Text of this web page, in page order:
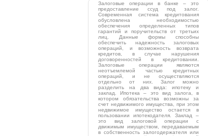
Залоговые операции в банке – это
предоставление ссуд под залог.
Современная система кредитования
обусловлена необходимостью
обеспечения определенных типов
гарантий и поручительств от третьих
лиц. Данные формы способны
обеспечить надежность залоговых
операций, и возможность возврата
кредитов, в случае нарушения
договоренностей в кредитовании.
Залоговые операции являются
неотъемлемой частью кредитных
операций, и не осуществляются
отдельно от них. Залог можно
разделить на два вида: ипотеку и
заклад. Ипотека – это вид залога, в
котором обязательства возможны за
счет недвижимого имущества, при этом
недвижимое имущество остается в
пользовании ипотекодателя. Заклад –
это вид залоговой операции с
движимым имуществом, передаваемым
в собственность залогодержателя или